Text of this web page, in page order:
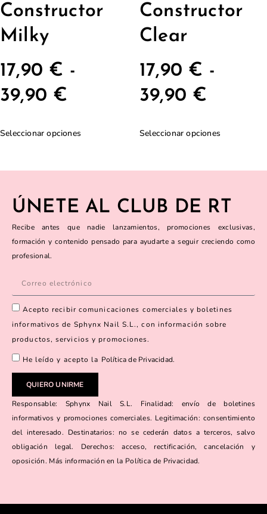
Constructor
Milky
17,90 € -
39,90 €
Seleccionar opciones
Constructor
Clear
17,90 € -
39,90 €
Seleccionar opciones
ÚNETE AL CLUB DE RT
Recibe antes que nadie lanzamientos, promociones exclusivas,
formación y contenido pensado para ayudarte a seguir creciendo como
profesional.
Acepto recibir comunicaciones comerciales y boletines
informativos de Sphynx Nail S.L., con información sobre
productos, servicios y promociones.
He leído y acepto la Política de Privacidad.
QUIERO UNIRME
Responsable: Sphynx Nail S.L. Finalidad: envío de boletines
informativos y promociones comerciales. Legitimación: consentimiento
del interesado. Destinatarios: no se cederán datos a terceros, salvo
obligación legal. Derechos: acceso, rectificación, cancelación y
oposición. Más información en la Política de Privacidad.